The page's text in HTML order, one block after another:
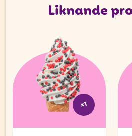
Liknande
x1